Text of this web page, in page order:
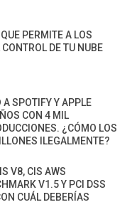
PERMITE A LOS
DE TU NUBE
A SPOTIFY Y APPLE
CON 4 MIL
¿CÓMO LOS
ILEGALMENTE?
V8, CIS AWS
V1.5 Y PCI DSS
CUÁL DEBERÍAS